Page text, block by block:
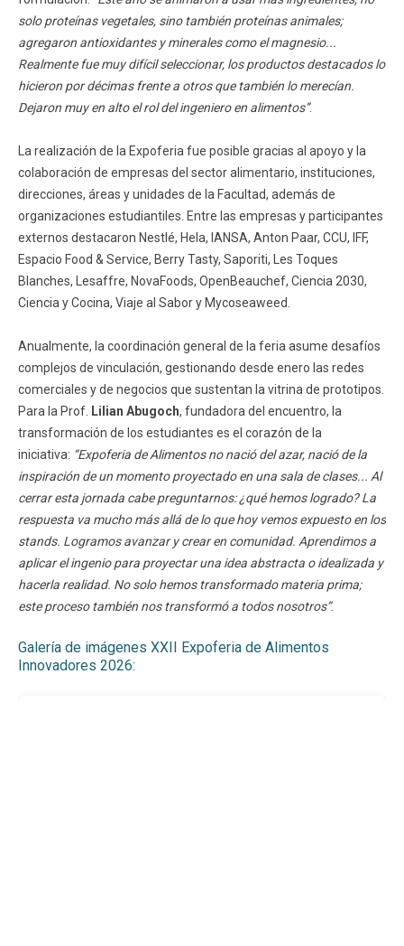
solo proteínas vegetales, sino también proteínas animales;
agregaron antioxidantes y minerales como el magnesio...
Realmente fue muy difícil seleccionar, los productos destacados lo
hicieron por décimas frente a otros que también lo merecían.
Dejaron muy en alto el rol del ingeniero en alimentos”.
La realización de la Expoferia fue posible gracias al apoyo y la
colaboración de empresas del sector alimentario, instituciones,
direcciones, áreas y unidades de la Facultad, además de
organizaciones estudiantiles. Entre las empresas y participantes
externos destacaron Nestlé, Hela, IANSA, Anton Paar, CCU, IFF,
Espacio Food & Service, Berry Tasty, Saporiti, Les Toques
Blanches, Lesaffre, NovaFoods, OpenBeauchef, Ciencia 2030,
Ciencia y Cocina, Viaje al Sabor y Mycoseaweed.
Anualmente, la coordinación general de la feria asume desafíos
complejos de vinculación, gestionando desde enero las redes
comerciales y de negocios que sustentan la vitrina de prototipos.
Para la Prof. Lilian Abugoch, fundadora del encuentro, la
transformación de los estudiantes es el corazón de la
iniciativa: “Expoferia de Alimentos no nació del azar, nació de la
inspiración de un momento proyectado en una sala de clases... Al
cerrar esta jornada cabe preguntarnos: ¿qué hemos logrado? La
respuesta va mucho más allá de lo que hoy vemos expuesto en los
stands. Logramos avanzar y crear en comunidad. Aprendimos a
aplicar el ingenio para proyectar una idea abstracta o idealizada y
hacerla realidad. No solo hemos transformado materia prima;
este proceso también nos transformó a todos nosotros”.
Galería de imágenes XXII Expoferia de Alimentos
Innovadores 2026: